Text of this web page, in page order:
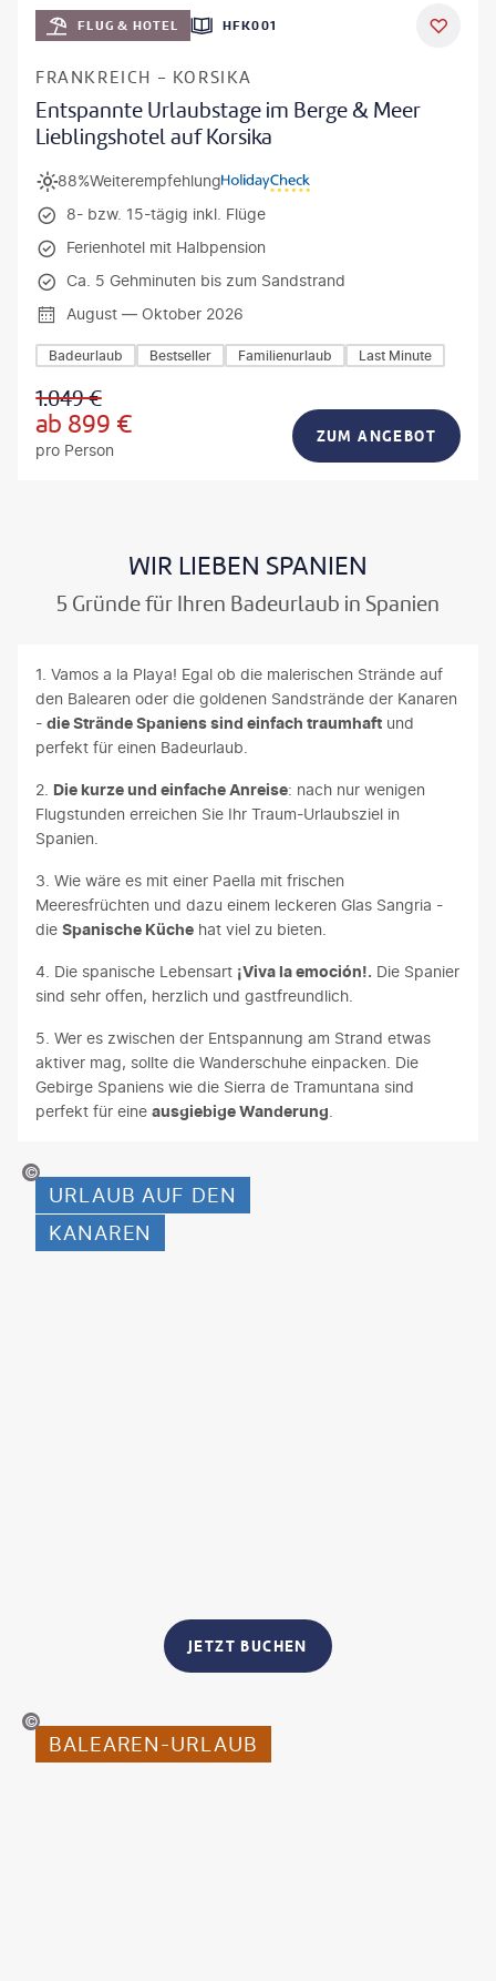
DEAL
FLUG & HOTEL HFK001
FRANKREICH - KORSIKA
Entspannte Urlaubstage im Berge & Meer
Lieblingshotel auf Korsika
Weiterempfehlung
88%
8- bzw. 15-tägig inkl. Flüge
Ferienhotel mit Halbpension
Ca. 5 Gehminuten bis zum Sandstrand
August — Oktober 2026
Badeurlaub Bestseller Familienurlaub Last Minute
1.049€
ab 899 €
pro Person
ZUM ANGEBOT
WIR LIEBEN SPANIEN
5 Gründe für Ihren Badeurlaub in Spanien
1. Vamos a la Playa! Egal ob die malerischen Strände auf
den Balearen oder die goldenen Sandstrände der Kanaren
- die Strände Spaniens sind einfach traumhaft und
perfekt für einen Badeurlaub.
2. Die kurze und einfache Anreise: nach nur wenigen
Flugstunden erreichen Sie Ihr Traum-Urlaubsziel in
Spanien.
3. Wie wäre es mit einer Paella mit frischen
Meeresfrüchten und dazu einem leckeren Glas Sangria -
die Spanische Küche hat viel zu bieten.
4. Die spanische Lebensart ¡Viva la emoción!. Die Spanier
sind sehr offen, herzlich und gastfreundlich.
5. Wer es zwischen der Entspannung am Strand etwas
aktiver mag, sollte die Wanderschuhe einpacken. Die
Gebirge Spaniens wie die Sierra de Tramuntana sind
perfekt für eine ausgiebige Wanderung
Mircea Balate - gty
URLAUB AUF DEN
KANAREN
JETZT BUCHEN
Cuthbertson - gty
BALEAREN-URLAUB